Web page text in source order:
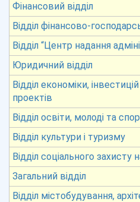
Фінансовий відділ
Відділ фінансово-
Відділ “Центр надання
Юридичний відділ
Відділ економіки,
проектів
Відділ освіти, молоді та
Відділ культури і туризму
Відділ соціального захисту
Загальний відділ
Відділ містобудування,